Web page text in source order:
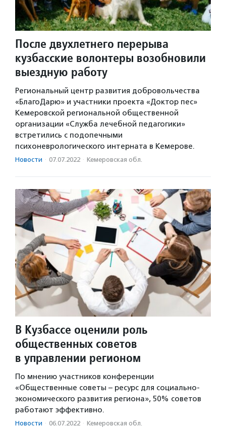
После двухлетнего перерыва
кузбасские волонтеры возобновили
выездную работу
Региональный центр развития добровольчества
«БлагоДарю» и участники проекта «Доктор пес»
Кемеровской региональной общественной
организации «Служба лечебной педагогики»
встретились с подопечными
психоневрологического интерната в Кемерове.
Новости · 07.07.2022 · Кемеровская обл.
В Кузбассе оценили роль
общественных советов
в управлении регионом
По мнению участников конференции
«Общественные советы – ресурс для социально-
экономического развития региона», 50% советов
работают эффективно.
Новости · 06.07.2022 · Кемеровская обл.